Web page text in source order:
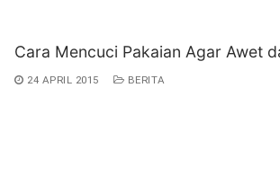
Cara Mencuci Pakaian Agar Awet
24 APRIL 2015 BERITA